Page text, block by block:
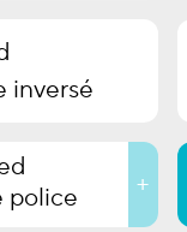
inversé
police
+